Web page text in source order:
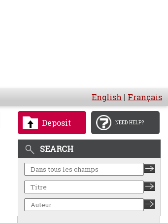
English | Français
Deposit NEED HELP?
SEARCH